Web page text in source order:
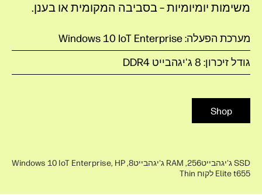
משימות יומיומיות – בסביבה המקומית או בענן.
מערכת הפעלה: Windows 10 IoT Enterprise
גודל זיכרון: 8 ג'יגהבייט DDR4
Shop
SSD ג'יגהבייט256, RAM ג'יגהבייט8, Windows 10 IoT Enterprise, HP
Elite t655 לקוח Thin